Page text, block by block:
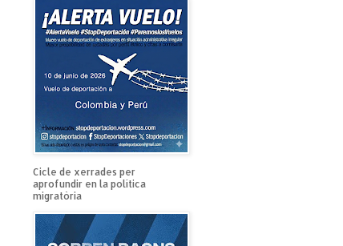
Cicle de xerrades per
aprofundir en la política
migratòria